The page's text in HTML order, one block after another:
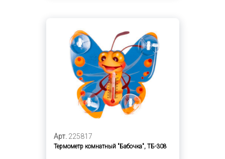
Арт. 225817
Термометр комнатный "Бабочка", ТБ-308